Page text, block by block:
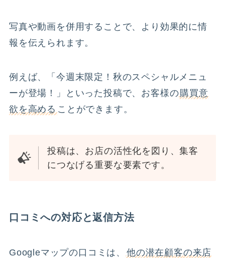
写真や動画を併用することで、より効果的に情
報を伝えられます。
例えば、「今週末限定！秋のスペシャルメニュ
ーが登場！」といった投稿で、お客様の購買意
欲を高める ことができます。
投稿は、お店の活性化を図り、集客
につなげる重要な要素です。
口コミへの対応と返信方法
Googleマップの口コミは、 他の潜在顧客の来店